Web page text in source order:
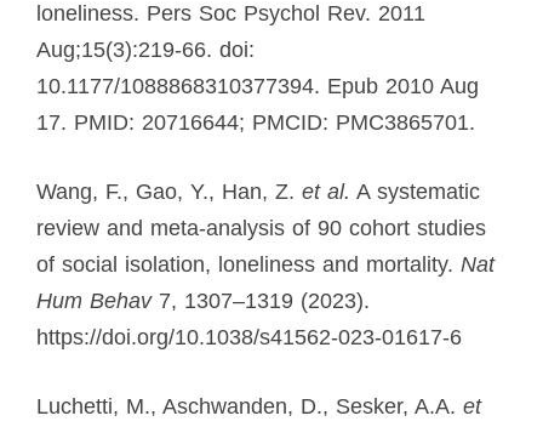
loneliness. Pers Soc Psychol Rev. 2011
Aug;15(3):219-66. doi:
10.1177/1088868310377394. Epub 2010 Aug
17. PMID: 20716644; PMCID: PMC3865701.
Wang, F., Gao, Y., Han, Z. et al. A systematic
review and meta-analysis of 90 cohort studies
of social isolation, loneliness and mortality. Nat
Hum Behav7, 1307–1319 (2023).
https://doi.org/10.1038/s41562-023-01617-6
Luchetti, M., Aschwanden, D., Sesker, A.A. et